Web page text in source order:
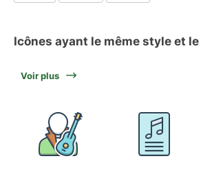
Icônes ayant le même style et
Voir plus